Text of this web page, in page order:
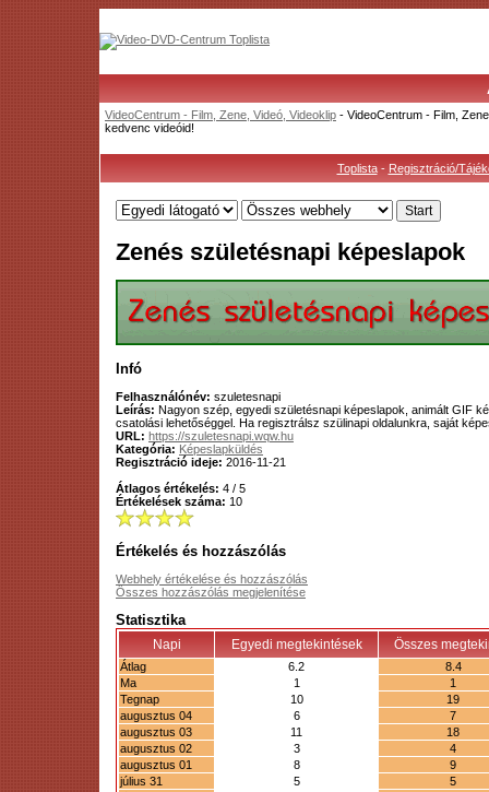
VideoCentrum - Film, Zene, Videó, Videoklip - VideoCentrum - Film,
kedvenc videóid!
Toplista- Regisztráció/
Zenés születésnapi képeslapok
Infó
Felhasználónév: szuletesnapi
Leírás: Nagyon szép, egyedi születésnapi képeslapok, animált GIF
csatolási lehetőséggel. Ha regisztrálsz szülinapi oldalunkra, saját
URL: https://szuletesnapi.wqw.hu
Kategória: Képeslapküldés
Regisztráció ideje: 2016-11-21
Átlagos értékelés: 4 / 5
Értékelések száma: 10
Értékelés és hozzászólás
Webhely értékelése és hozzászólás
Összes hozzászólás megjelenítése
Statisztika
Napi Egyedi megtekintések Összes
Átlag 6.2
8.4
Ma
1
1
Tegnap
10
19
augusztus 04
6
7
augusztus 03
11
18
augusztus 02
3
4
augusztus 01
8
9
július 31
5
5